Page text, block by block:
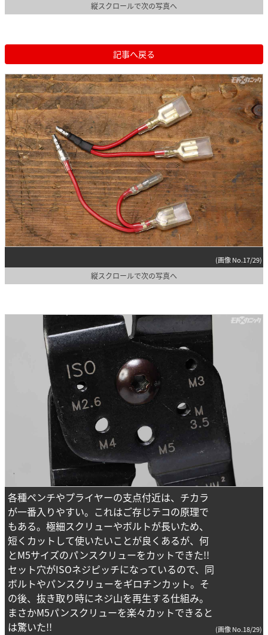
縦スクロールで次の写真へ
記事へ戻る
(画像 No.17/29)
縦スクロールで次の写真へ
各種ペンチやプライヤーの支点付近は、チカラ
が一番入りやすい。これはご存じテコの原理で
もある。極細スクリューやボルトが長いため、
短くカットして使いたいことが良くあるが、何
とM5サイズのパンスクリューをカットできた!!
セット穴がISOネジピッチになっているので、同
ボルトやパンスクリューをギロチンカット。そ
の後、抜き取り時にネジ山を再生する仕組み。
まさかM5パンスクリューを楽々カットできると
は驚いた!!
(画像 No.18/29)